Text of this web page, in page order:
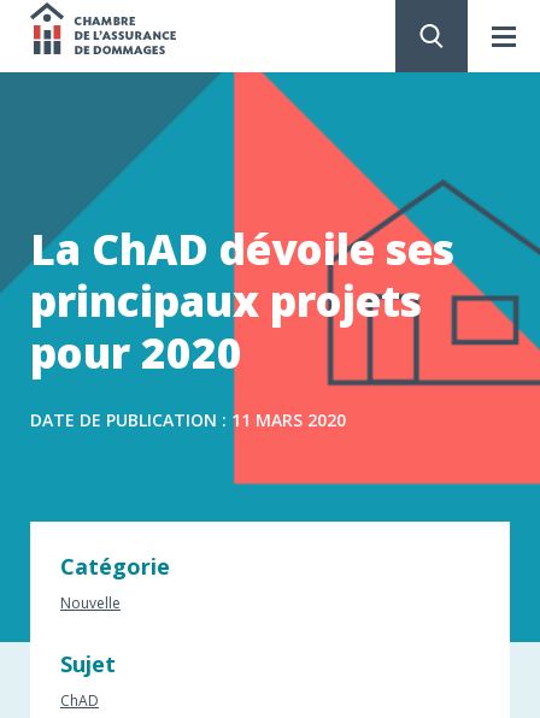
Chambre
l'assurance
de
dommages
La ChAD dévoile ses
principaux projets
pour 2020
DATE DE PUBLICATION : 11 MARS 2020
Catégorie
Nouvelle
Sujet
ChAD